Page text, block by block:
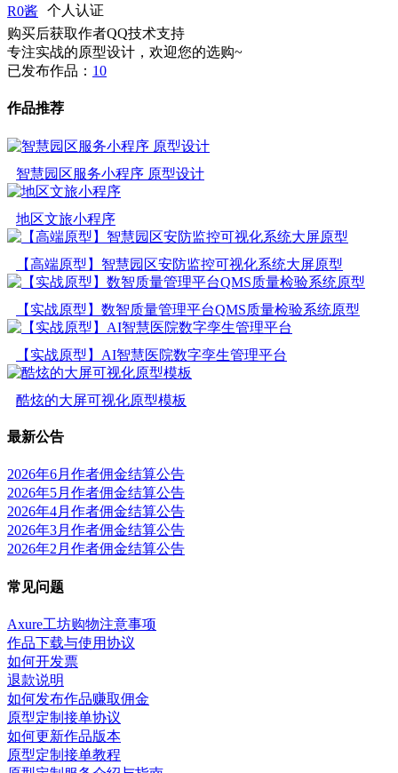
R0酱
个人认证
购买后获取作者QQ技术支持
专注实战的原型设计，欢迎您的选购~
已发布作品： 10
作品推荐
智慧园区服务小程序 原型设计
地区文旅小程序
【高端原型】智慧园区安防监控可视化系统大屏原型
【实战原型】数智质量管理平台QMS质量检验系统原型
【实战原型】AI智慧医院数字孪生管理平台
酷炫的大屏可视化原型模板
最新公告
2026年6月作者佣金结算公告
2026年5月作者佣金结算公告
2026年4月作者佣金结算公告
2026年3月作者佣金结算公告
2026年2月作者佣金结算公告
常见问题
Axure工坊购物注意事项
作品下载与使用协议
如何开发票
退款说明
如何发布作品赚取佣金
原型定制接单协议
如何更新作品版本
原型定制接单教程